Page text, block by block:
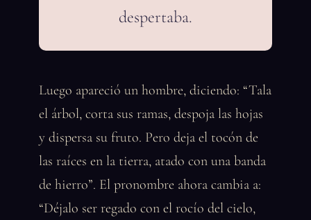
despertaba.
Luego apareció un hombre, diciendo: “Tala
el árbol, corta sus ramas, despoja las hojas
y dispersa su fruto. Pero deja el tocón de
las raíces en la tierra, atado con una banda
de hierro”. El pronombre ahora cambia a:
“Déjalo ser regado con el rocío del cielo,